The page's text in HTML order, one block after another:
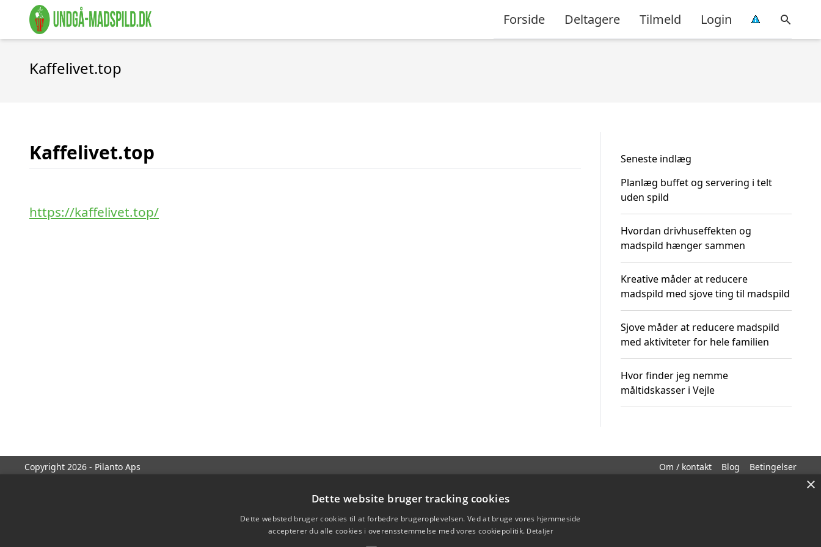
Forside Deltagere Tilmeld Login
Kaffelivet.top
Kaffelivet.top
https://kaffelivet.top/
Seneste indlæg
Planlæg buffet og servering i telt
uden spild
Hvordan drivhuseffekten og
madspild hænger sammen
Kreative måder at reducere
madspild med sjove ting til madspild
Sjove måder at reducere madspild
med aktiviteter for hele familien
Hvor finder jeg nemme
måltidskasser i Vejle
Copyright 2026 - Pilanto Aps Om / kontakt Blog Betingelser
×
Dette website bruger tracking cookies
Dette websted bruger cookies til at forbedre brugeroplevelsen. Ved at bruge vores hjemmeside
accepterer du alle cookies i overensstemmelse med vores cookiepolitik. Detaljer